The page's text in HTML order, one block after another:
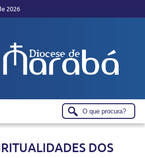
2026
DOS